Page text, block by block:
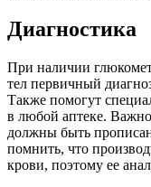
Диагностика
При наличии
тел первичный
Также помогут
в любой аптеке.
должны быть
помнить, что
крови, поэтому ее